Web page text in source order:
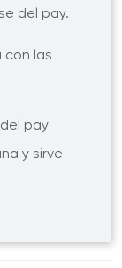
del pay.
con las
pay
y sirve